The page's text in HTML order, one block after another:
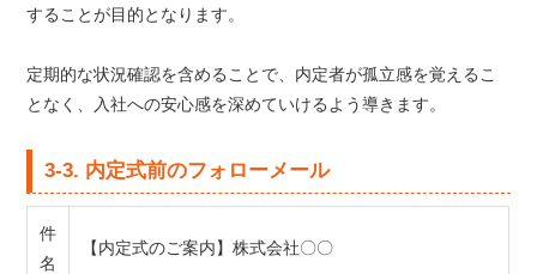
することが目的となります。
定期的な状況確認を含めることで、内定者が孤立感を覚えるこ
となく、入社への安心感を深めていけるよう導きます。
3-3. 内定式前のフォローメール
件
名
【内定式のご案内】株式会社〇〇